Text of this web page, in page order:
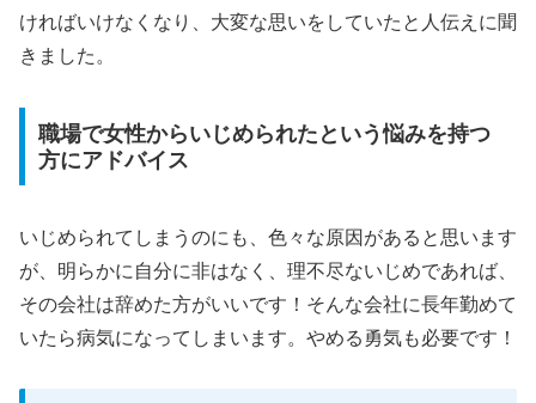
ければいけなくなり、大変な思いをしていたと人伝えに聞
きました。
職場で女性からいじめられたという悩みを持つ
方にアドバイス
いじめられてしまうのにも、色々な原因があると思います
が、明らかに自分に非はなく、理不尽ないじめであれば、
その会社は辞めた方がいいです！そんな会社に長年勤めて
いたら病気になってしまいます。やめる勇気も必要です！